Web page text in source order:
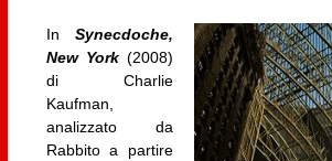
In Synecdoche,
New York (2008)
di Charlie
Kaufman,
analizzato da
Rabbito a partire